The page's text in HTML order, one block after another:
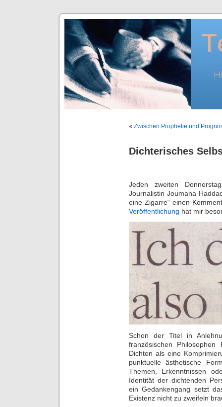
« Zwischen Prophetie und
Dichterisches
Jeden zweiten
Journalistin Joumana
eine Zigarre“ einen
Veröffentlichung hat mir
Schon der Titel in
französischen
Dichten als eine
punktuelle ästhetische
Themen, Erkenntnissen
Identität der dichtenden
ein Gedankengang setzt
Existenz nicht zu zweifeln